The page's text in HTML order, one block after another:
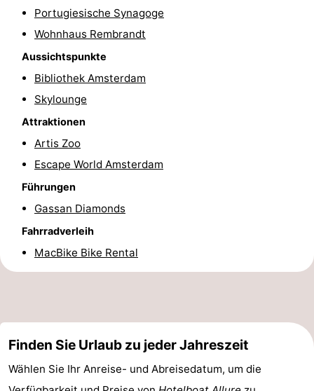
Radfahren
Wandern
Unterhaltung
Nachtleben
Essen
und
Einkäufen
Märkte
Kanale
Portugiesische Synagoge
Wohnhaus Rembrandt
Aussichtspunkte
Bibliothek Amsterdam
Skylounge
Attraktionen
Artis Zoo
Escape World Amsterdam
Führungen
Gassan Diamonds
Fahrradverleih
MacBike Bike Rental
Finden Sie Urlaub zu jeder Jahreszeit
Wählen Sie Ihr Anreise- und Abreisedatum, um die